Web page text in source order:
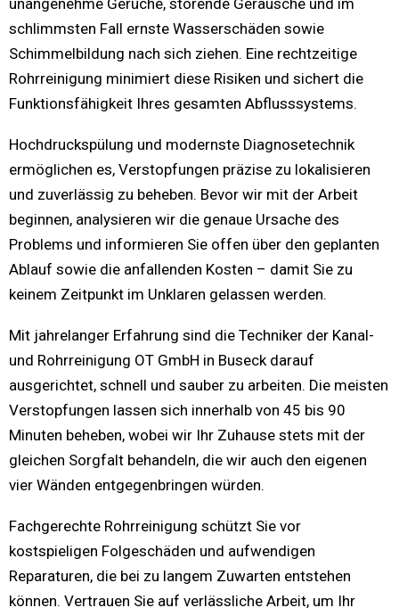
unangenehme Gerüche, störende Geräusche und im
schlimmsten Fall ernste Wasserschäden sowie
Schimmelbildung nach sich ziehen. Eine rechtzeitige
Rohrreinigung minimiert diese Risiken und sichert die
Funktionsfähigkeit Ihres gesamten Abflusssystems.
Hochdruckspülung und modernste Diagnosetechnik
ermöglichen es, Verstopfungen präzise zu lokalisieren
und zuverlässig zu beheben. Bevor wir mit der Arbeit
beginnen, analysieren wir die genaue Ursache des
Problems und informieren Sie offen über den geplanten
Ablauf sowie die anfallenden Kosten – damit Sie zu
keinem Zeitpunkt im Unklaren gelassen werden.
Mit jahrelanger Erfahrung sind die Techniker der Kanal-
und Rohrreinigung OT GmbH in Buseck darauf
ausgerichtet, schnell und sauber zu arbeiten. Die meisten
Verstopfungen lassen sich innerhalb von 45 bis 90
Minuten beheben, wobei wir Ihr Zuhause stets mit der
gleichen Sorgfalt behandeln, die wir auch den eigenen
vier Wänden entgegenbringen würden.
Fachgerechte Rohrreinigung schützt Sie vor
kostspieligen Folgeschäden und aufwendigen
Reparaturen, die bei zu langem Zuwarten entstehen
können. Vertrauen Sie auf verlässliche Arbeit, um Ihr